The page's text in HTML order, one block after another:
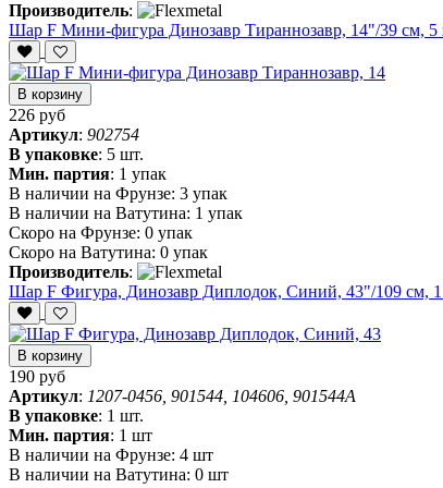
Производитель:
Шар F Мини-фигура Динозавр Тираннозавр, 14"/39 см, 5
В корзину
226 руб
Артикул: 902754
В упаковке: 5 шт.
Мин. партия: 1 упак
В наличии на Фрунзе: 3 упак
В наличии на Ватутина: 1 упак
Скоро на Фрунзе: 0 упак
Скоро на Ватутина: 0 упак
Производитель:
Шар F Фигура, Динозавр Диплодок, Синий, 43"/109 см,
В корзину
190 руб
Артикул: 1207-0456, 901544, 104606, 901544A
В упаковке: 1 шт.
Мин. партия: 1 шт
В наличии на Фрунзе: 4 шт
В наличии на Ватутина: 0 шт